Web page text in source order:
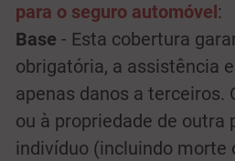
para o seguro automóvel :
Base - Esta cobertura
obrigatória, a assistência
apenas danos a terceiros.
ou à propriedade de outra
indivíduo (incluindo morte